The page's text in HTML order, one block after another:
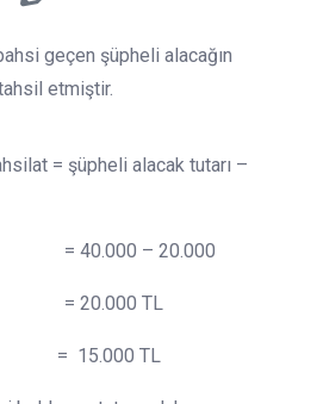
geçen şüpheli alacağın
etmiştir.
= şüpheli alacak tutarı –
– 20.000
TL
= 15.000 TL